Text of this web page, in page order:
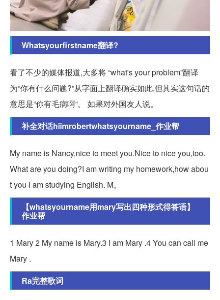
Whatsyourfirstname翻译?
看了不少的媒体报道,大多将 “what's your problem”翻译
为“你有什么问题?”从字面上翻译确实如此,但其实这句话的
意思是“你有毛病啊“。 如果对外国友人说。
补全对话hiimrobertwhatsyourname_作业帮
My name is Nancy,nice to meet you.Nice to nice you,too.
What are you doing?I am writing my homework,how abou
t you I am studying English. M。
【whatsyourname用mary写出四种形式得答语】
作业帮
1 Mary 2 My name is Mary.3 I am Mary .4 You can call me
Mary .
Ra完整歌词